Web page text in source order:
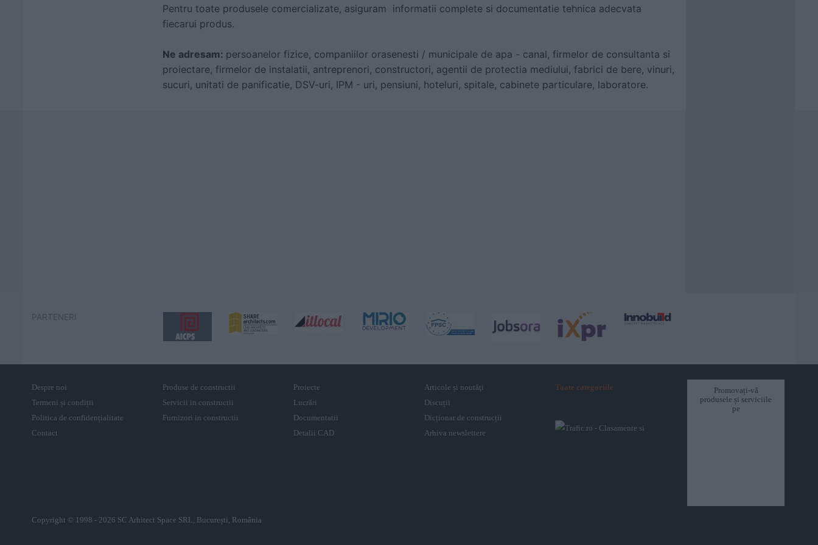
Pentru toate produsele comercializate, asiguram informatii complete si documentatie tehnica adecvata
fiecarui produs.
Ne adresam: persoanelor fizice, companiilor orasenesti / municipale de apa - canal, firmelor de consultanta si
proiectare, firmelor de instalatii, antreprenori, constructori, agentii de protectia mediului, fabrici de bere, vinuri,
sucuri, unitati de panificatie, DSV-uri, IPM - uri, pensiuni, hoteluri, spitale, cabinete particulare, laboratore.
PARTENERI
Despre noi
Termeni și condiții
Politica de confidențialitate
Contact
Produse de constructii
Servicii in constructii
Furnizori in constructii
Proiecte
Lucrări
Documentatii
Detalii CAD
Articole și noutăţi
Discuții
Dicționar de construcții
Arhiva newslettere
Toate categoriile
Promovați-vă
produsele și serviciile
pe
Copyright © 1998 - 2026 SC Arhitect Space SRL, București, România